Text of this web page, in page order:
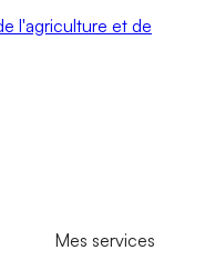
l'agriculture et de
Mes services